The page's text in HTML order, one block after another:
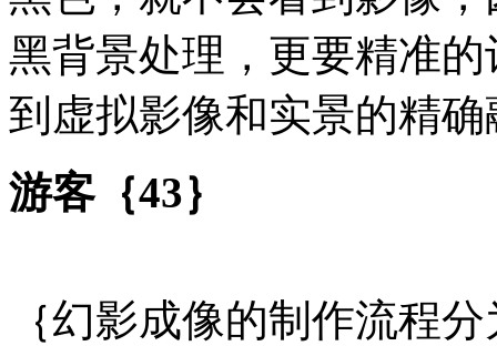
黑背景处理，更要精准
到虚拟影像和实景的精
游客｛43｝
｛幻影成像的制作流程